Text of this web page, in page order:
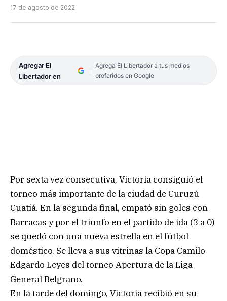
17 de agosto de 2022
Agregar El
Libertador en
Agrega El Libertador a tus medios
preferidos en Google
Por sexta vez consecutiva, Victoria consiguió el
torneo más importante de la ciudad de Curuzú
Cuatiá. En la segunda final, empató sin goles con
Barracas y por el triunfo en el partido de ida (3 a 0)
se quedó con una nueva estrella en el fútbol
doméstico. Se lleva a sus vitrinas la Copa Camilo
Edgardo Leyes del torneo Apertura de la Liga
General Belgrano.
En la tarde del domingo, Victoria recibió en su